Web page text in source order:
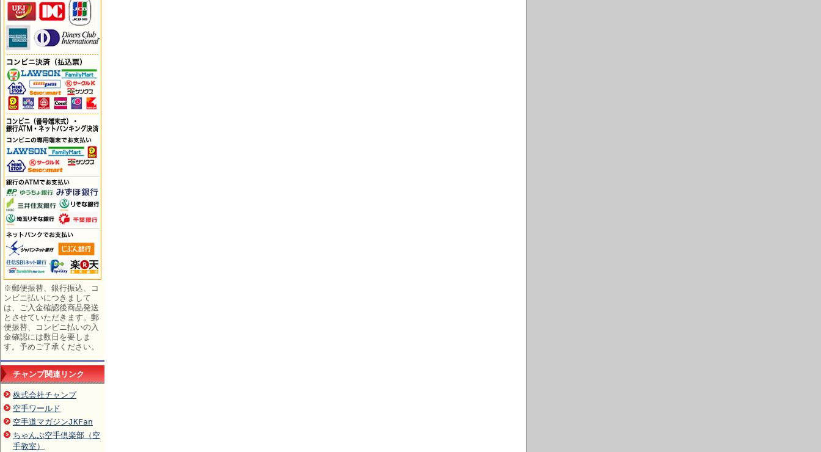
※郵便振替、銀行振込、コ
ンビニ払いにつきまして
は、ご入金確認後商品発送
とさせていただきます。郵
便振替、コンビニ払いの入
金確認には数日を要しま
す。予めご了承ください。
チャンプ関連リンク
株式会社チャンプ
空手ワールド
空手道マガジンJKFan
ちゃんぷ空手倶楽部（空
手教室）